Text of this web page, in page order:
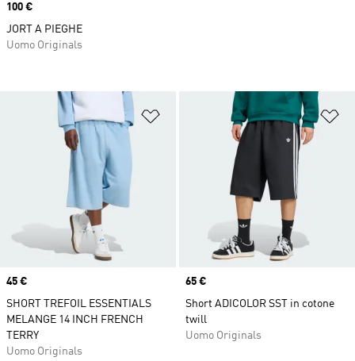
Aggiungi alla lista dei desideri
Price
45 €
SHORT TREFOIL ESSENTIALS
MELANGE 14 INCH FRENCH
TERRY
Uomo Originals
Price
65 €
Short ADICOLOR SST in cotone
twill
Uomo Originals
Price
100 €
JORT A PIEGHE
Uomo Originals